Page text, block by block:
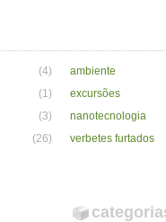
(4)
ambiente
(1)
excursões
(3)
nanotecnologia
(26) verbetes furtados